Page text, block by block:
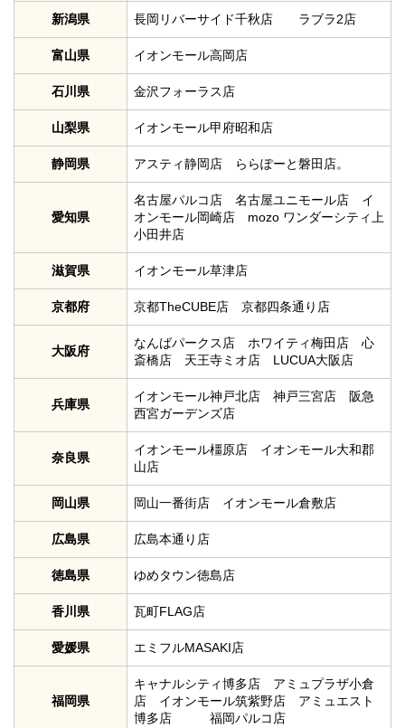
新潟県 長岡リバーサイド千秋店 ラブラ2店
富山県 イオンモール高岡店
石川県 金沢フォーラス店
山梨県 イオンモール甲府昭和店
静岡県 アスティ静岡店 ららぽーと磐田店。
愛知県
名古屋パルコ店 名古屋ユニモール店 イ
オンモール岡崎店 mozo ワンダーシティ上
小田井店
滋賀県 イオンモール草津店
京都府 京都TheCUBE店 京都四条通り店
大阪府
なんばパークス店 ホワイティ梅田店 心
斎橋店 天王寺ミオ店 LUCUA大阪店
兵庫県
イオンモール神戸北店 神戸三宮店 阪急
西宮ガーデンズ店
奈良県
イオンモール橿原店 イオンモール大和郡
山店
岡山県 岡山一番街店 イオンモール倉敷店
広島県 広島本通り店
徳島県 ゆめタウン徳島店
香川県 瓦町FLAG店
愛媛県 エミフルMASAKI店
福岡県
キャナルシティ博多店 アミュプラザ小倉
店 イオンモール筑紫野店 アミュエスト
博多店 福岡パルコ店